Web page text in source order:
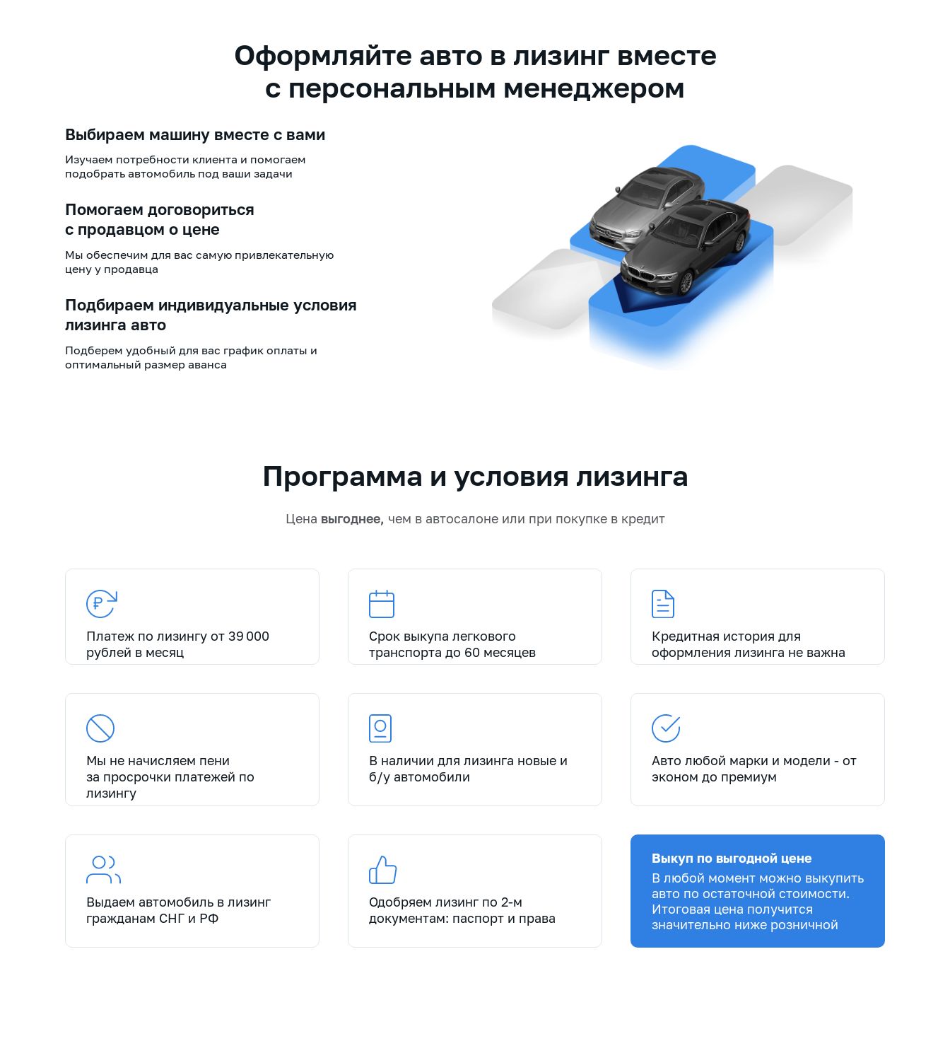
Подбираем индивидуальные условия
лизинга авто
Подберем удобный для вас график оплаты и
оптимальный размер аванса
Помогаем договориться
с продавцом о цене
Мы обеспечим для вас самую привлекательную
цену у продавца
Выбираем машину вместе с вами
Изучаем потребности клиента и помогаем
подобрать автомобиль под ваши задачи
Оформляйте авто в лизинг вместе
с персональным менеджером
Программа и условия лизинга
Цена выгоднее, чем в автосалоне или при покупке в кредит
Платеж по лизингу от 39 000
рублей в месяц
Срок выкупа легкового
транспорта до 60 месяцев
Кредитная история для
оформления лизинга не важна
Мы не начисляем пени
за просрочки платежей по
лизингу
В наличии для лизинга новые и
б/у автомобили
Авто любой марки и модели - от
эконом до премиум
Выдаем автомобиль в лизинг
гражданам СНГ и РФ
Одобряем лизинг по 2-м
документам: паспорт и права
В любой момент можно выкупить
авто по остаточной стоимости.
Итоговая цена получится
значительно ниже розничной
Выкуп по выгодной цене